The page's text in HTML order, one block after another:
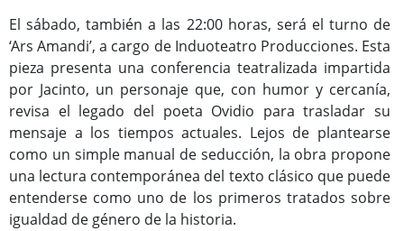
El sábado, también a las 22:00 horas, será el turno de
‘Ars Amandi’, a cargo de Induoteatro Producciones. Esta
pieza presenta una conferencia teatralizada impartida
por Jacinto, un personaje que, con humor y cercanía,
revisa el legado del poeta Ovidio para trasladar su
mensaje a los tiempos actuales. Lejos de plantearse
como un simple manual de seducción, la obra propone
una lectura contemporánea del texto clásico que puede
entenderse como uno de los primeros tratados sobre
igualdad de género de la historia.